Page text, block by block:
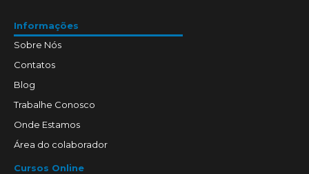
Informações
Sobre Nós
Contatos
Blog
Trabalhe Conosco
Onde Estamos
Área do colaborador
Cursos Online